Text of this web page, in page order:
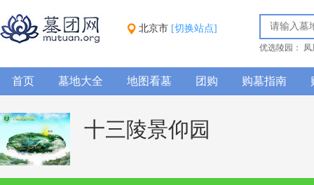
北京市 [切换站点]
优选陵园： 凤
首页 墓地大全 地图看墓 团购 购墓指南
十三陵景仰园